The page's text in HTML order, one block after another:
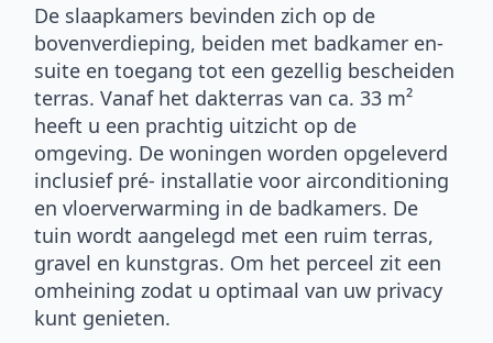
De slaapkamers bevinden zich op de
bovenverdieping, beiden met badkamer en-
suite en toegang tot een gezellig bescheiden
terras. Vanaf het dakterras van ca. 33 m²
heeft u een prachtig uitzicht op de
omgeving. De woningen worden opgeleverd
inclusief pré- installatie voor airconditioning
en vloerverwarming in de badkamers. De
tuin wordt aangelegd met een ruim terras,
gravel en kunstgras. Om het perceel zit een
omheining zodat u optimaal van uw privacy
kunt genieten.